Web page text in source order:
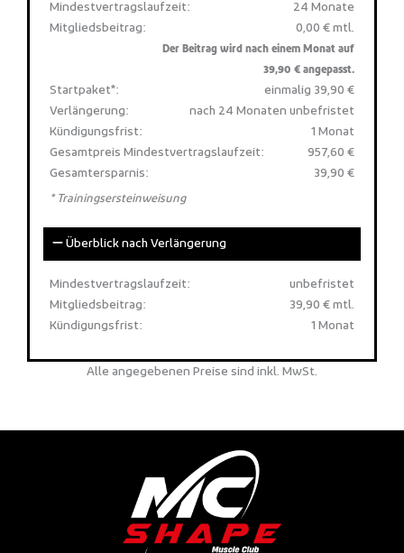
Mindestvertragslaufzeit:
24 Monate
Mitgliedsbeitrag:
0,00 € mtl.
Der Beitrag wird nach einem Monat auf
39,90 € angepasst.
Startpaket*:
einmalig 39,90 €
Verlängerung:
nach 24 Monaten unbefristet
Kündigungsfrist:
1 Monat
Gesamtpreis Mindestvertragslaufzeit:
957,60 €
Gesamtersparnis:
39,90 €
* Trainingsersteinweisung
Überblick nach Verlängerung
Mindestvertragslaufzeit:
unbefristet
Mitgliedsbeitrag:
39,90 € mtl.
Kündigungsfrist:
1 Monat
Alle angegebenen Preise sind inkl. MwSt.